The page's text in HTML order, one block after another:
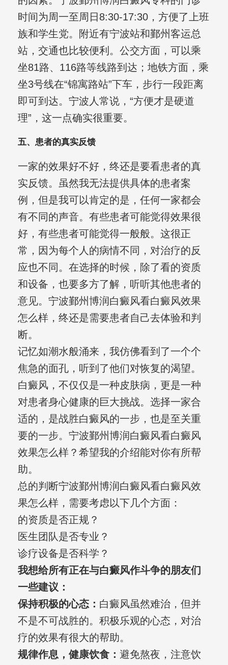
时间为周一至周日8:30-17:30，方便了上班
族和学生党。附近有宁波站和鄞州客运总
站，交通也比较便利。公交方面，可以乘
坐81路、116路等线路到达；地铁方面，乘
坐3号线在“锦寓路站”下车，步行一段距离
即可到达。宁波人常说，“方便才是硬道
理”，这一点确实很重要。
五、患者的真实反馈
一家的效果好不好，终还是要看患者的真
实反馈。虽然我无法提供具体的患者案
例，但是我可以肯定的是，任何一家都会
有不同的声音。有些患者可能觉得效果很
好，有些患者可能觉得一般般。这很正
常，因为每个人的病情不同，对治疗的反
应也不同。在选择的时候，除了看的资质
和设备，也要多方了解，听听其他患者的
意见。宁波鄞州博润白癜风看白癜风效果
怎么样，终还是需要患者自己去体验和判
断。
记忆如潮水般涌来，我仿佛看到了一个个
焦急的面孔，听到了他们对恢复的渴望。
白癜风，不仅仅是一种皮肤病，更是一种
对患者身心健康的巨大挑战。选择一家合
适的，是战胜白癜风的一步，也是至关重
要的一步。宁波鄞州博润白癜风看白癜风
效果怎么样？希望我的介绍能对你有所帮
助。
总的判断宁波鄞州博润白癜风看白癜风效
果怎么样，需要考虑以下几个方面：
的资质是否正规？
医生团队是否专业？
诊疗设备是否科学？
我想给所有正在与白癜风作斗争的朋友们
一些建议：
保持积极的心态： 白癜风虽然难治，但并
不是不可战胜的。积极乐观的心态，对治
疗的效果有很大的帮助。
规律作息，健康饮食： 避免熬夜，注意饮